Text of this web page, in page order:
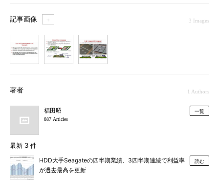
記事画像 ＋ 3 Images
著者 1 Authors
福田昭
887 Articles
一覧
最新 3 件
HDD大手Seagateの四半期業績、3四半期連続で利益率
が過去最高を更新
読む